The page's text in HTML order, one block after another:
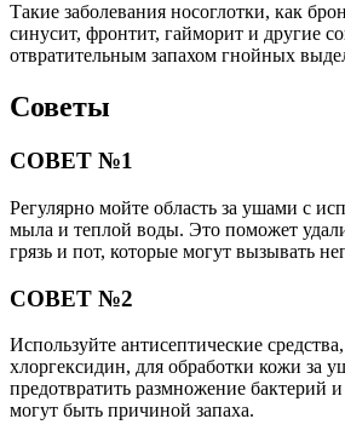
Такие заболевания носоглотки, как
синусит, фронтит, гайморит и другие
отвратительным запахом гнойных
Советы
СОВЕТ №1
Регулярно мойте область за ушами с
мыла и теплой воды. Это поможет
грязь и пот, которые могут вызывать
СОВЕТ №2
Используйте антисептические
хлоргексидин, для обработки кожи за
предотвратить размножение бактерий
могут быть причиной запаха.